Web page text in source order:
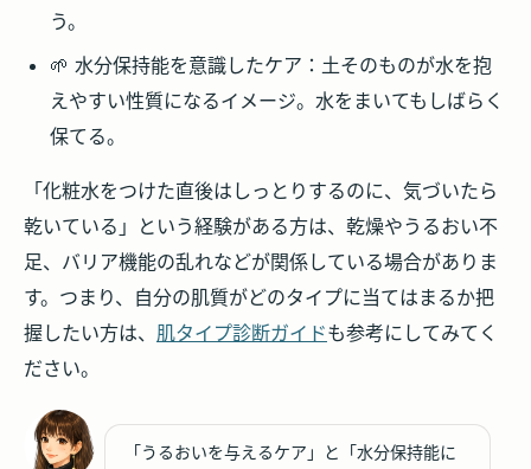
う。
🌱水分保持能を意識したケア ：土そのものが水を抱
えやすい性質になるイメージ。水をまいてもしばらく
保てる。
「化粧水をつけた直後はしっとりするのに、気づいたら
乾いている」という経験がある方は、乾燥やうるおい不
足、バリア機能の乱れなどが関係している場合がありま
す。つまり、自分の肌質がどのタイプに当てはまるか把
握したい方は、 肌タイプ診断ガイドも参考にしてみてく
ださい。
「うるおいを与えるケア」と「水分保持能に